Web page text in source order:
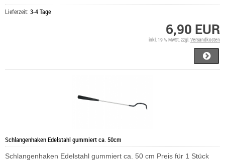
Lieferzeit: 3-4 Tage
6,90 EUR
inkl. 19 % MwSt. zzgl.Versandkosten
Schlangenhaken Edelstahl gummiert ca. 50cm
Schlangenhaken Edelstahl gummiert ca. 50 cm Preis für 1 Stück